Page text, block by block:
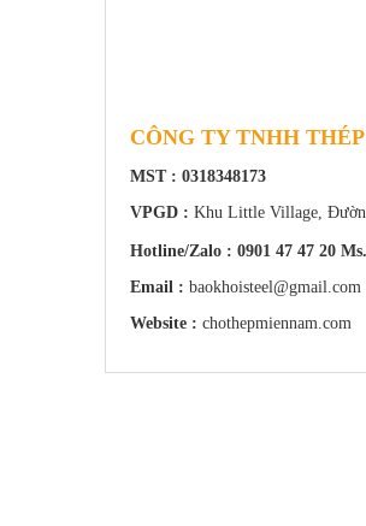
CÔNG TY TNHH
MST : 0318348173
VPGD : Khu Little Village,
Hotline/Zalo : 0901 47 47 20
Email : baokhoisteel@gmail.com
Website : chothepmiennam.com